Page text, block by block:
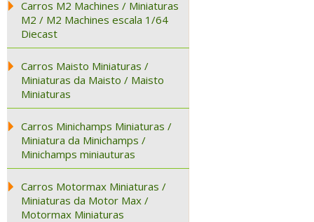
Carros M2 Machines / Miniaturas
M2 / M2 Machines escala 1/64
Diecast
Carros Maisto Miniaturas /
Miniaturas da Maisto / Maisto
Miniaturas
Carros Minichamps Miniaturas /
Miniatura da Minichamps /
Minichamps miniauturas
Carros Motormax Miniaturas /
Miniaturas da Motor Max /
Motormax Miniaturas